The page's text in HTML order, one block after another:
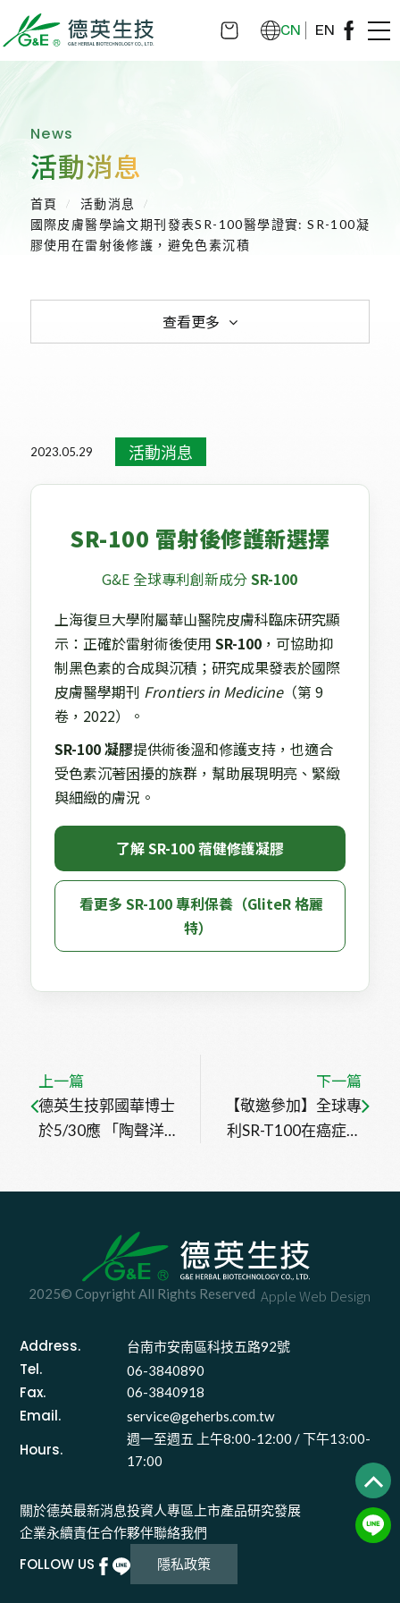
CN EN
News
活動消息
首頁
活動消息
國際皮膚醫學論文期刊發表SR-100醫學證實: SR-100凝
膠使用在雷射後修護，避免色素沉積
查看更多
2023.05.29 活動消息
SR-100 雷射後修護新選擇
G&E 全球專利創新成分SR-100
上海復旦大學附屬華山醫院皮膚科臨床研究顯
示：正確於雷射術後使用 SR-100，可協助抑
制黑色素的合成與沉積；研究成果發表於國際
皮膚醫學期刊 Frontiers in Medicine（第 9
卷，2022）。
SR-100 凝膠提供術後溫和修護支持，也適合
受色素沉著困擾的族群，幫助展現明亮、緊緻
與細緻的膚況。
了解 SR-100 蓿健修護凝膠
看更多 SR-100 專利保養（GliteR 格麗
特）
上一篇
德英生技郭國華博士
於5/30應 「陶聲洋
下一篇
【敬邀參加】全球專
利SR-T100在癌症、
2025© Copyright All Rights Reserved Apple Web Design
Address. 台南市安南區科技五路92號
Tel. 06-3840890
Fax. 06-3840918
Email. service@geherbs.com.tw
Hours.
週一至週五 上午8:00-12:00 / 下午13:00-
17:00
關於德英最新消息投資人專區 上市產品研究發展
企業永續責任合作夥伴聯絡我們
FOLLOW US 隱私政策